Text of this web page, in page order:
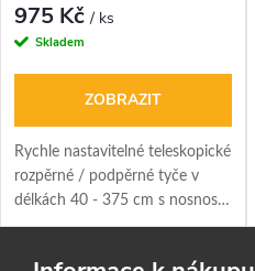
975 Kč/ ks
Skladem
ZOBRAZIT
Rychle nastavitelné teleskopické
rozpěrné / podpěrné tyče v
délkách 40 - 375 cm s nosností
až 300 kg.